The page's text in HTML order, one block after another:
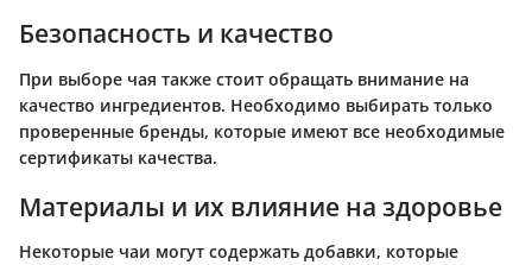
Безопасность и качество
При выборе чая также стоит обращать внимание на
качество ингредиентов. Необходимо выбирать только
проверенные бренды, которые имеют все необходимые
сертификаты качества.
Материалы и их влияние на здоровье
Некоторые чаи могут содержать добавки, которые